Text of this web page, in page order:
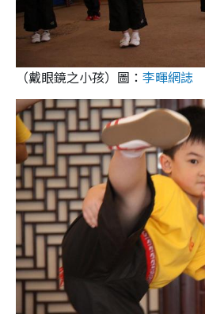
（戴眼鏡之小孩）圖： 李暉網誌